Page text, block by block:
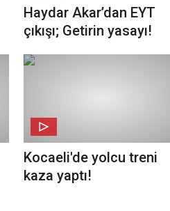
Haydar Akar’dan EYT
çıkışı; Getirin yasayı!
Kocaeli'de yolcu treni
kaza yaptı!